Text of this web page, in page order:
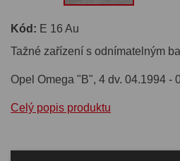
Kód: E 16 Au
Tažné zařízení s odnímatelným
Opel Omega "B", 4 dv. 04.1994 -
Celý popis produktu